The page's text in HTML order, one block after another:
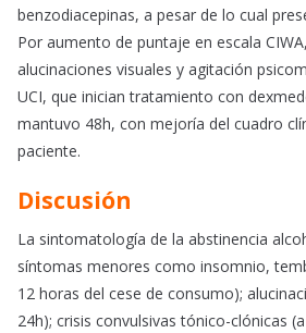
benzodiacepinas, a pesar de lo cual
Por aumento de puntaje en escala
alucinaciones visuales y agitación
UCI, que inician tratamiento con
mantuvo 48h, con mejoría del cuadro
paciente.
Discusión
La sintomatología de la abstinencia
síntomas menores como insomnio,
12 horas del cese de consumo);
24h); crisis convulsivas tónico-clónicas